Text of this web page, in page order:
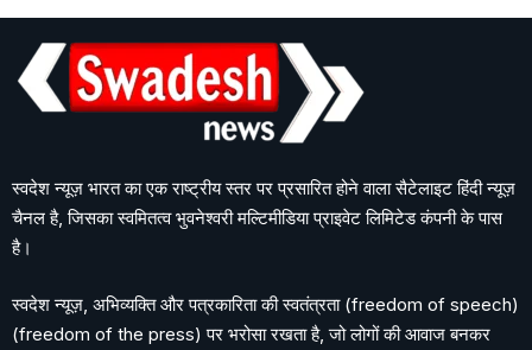
स्वदेश न्यूज़ भारत का एक राष्ट्रीय स्तर पर प्रसारित होने वाला सैटेलाइट हिंदी न्यूज़
चैनल है, जिसका स्वमितत्व भुवनेश्वरी मल्टिमीडिया प्राइवेट लिमिटेड कंपनी के पास
है।
स्वदेश न्यूज़, अभिव्यक्ति और पत्रकारिता की स्वतंत्रता (freedom of speech)
(freedom of the press) पर भरोसा रखता है, जो लोगों की आवाज बनकर